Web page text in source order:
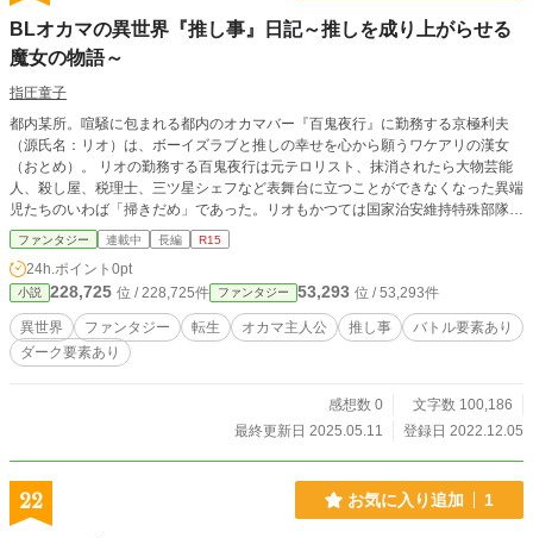
BLオカマの異世界『推し事』日記～推しを成り上がらせる
魔女の物語～
指圧童子
都内某所。喧騒に包まれる都内のオカマバー『百鬼夜行』に勤務する京極利夫
（源氏名：リオ）は、ボーイズラブと推しの幸せを心から願うワケアリの漢女
（おとめ）。 リオの勤務する百鬼夜行は元テロリスト、抹消されたら大物芸能
人、殺し屋、税理士、三ツ星シェフなど表舞台に立つことができなくなった異端
児たちのいわば「掃きだめ」であった。リオもかつては国家治安維持特殊部隊０
課に所属していた薬学と尋問術の鬼才であり、当時コードネーム『魔女』と呼ば
れる凄腕の人物だった。 辛い過去に追われて逃げだし、百鬼夜行のママに拾わ
れて推し事と仕事を頑張る日々を送っていたある日、利夫は店の外で突然知らな
い女に刺されて死亡してしまう。 転生を司る女神と出会い、転生したのは魔法
溢れるファンタジーとイケメンだらけの素敵な世界だった。 しかしその世界は
利夫の死後を決める試練の舞台であり、目的は「善行を積んで天国へ行くこ
と」。 死んだら終了。悪行を重ね続けても終了。転生者だとバレても終了。二
利夫は天国へ行くために奮闘していく。 最強漢女の転生譚、ここに開幕。
ファンタジー 連載中 長編 R15
24h.ポイント 0pt
小説 228,725 位 / 228,725件 ファンタジー 53,293 位 / 53,293件
異世界 ファンタジー 転生 オカマ主人公 推し事
バトル要素あり
ダーク要素あり
感想数 0
文字数 100,186
最終更新日 2025.05.11
登録日 2022.12.05
22 お気に入り追加 1